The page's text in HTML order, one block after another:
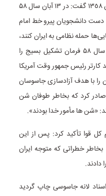
تصرف لانه جاسوسی آمریکا در ١٣ آبان ١٣٥٨ گفت: در ۱۳ آبان سال ۵۸
دانشجویان پیرو خط امام
حمله نظامی به ایران کنند،
حضرت امام در پنجم آذر ماه همان سال ۵۸ فرمان تشکیل بسیج را
کارتر رئیس جمهور وقت آمریکا
را با هدف آزادسازی جاسوسان
صادر کرد که بخاطر طوفان شن
«شنهامأمور خدا بودند».
کل قوا تأکید کرد: پس از این
خطراتی که متوجه ایران
لانه جاسوسی چاپ گردید